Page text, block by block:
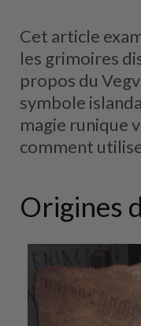
Cet article
les grimoires
propos du
symbole
magie runique
comment
Origines